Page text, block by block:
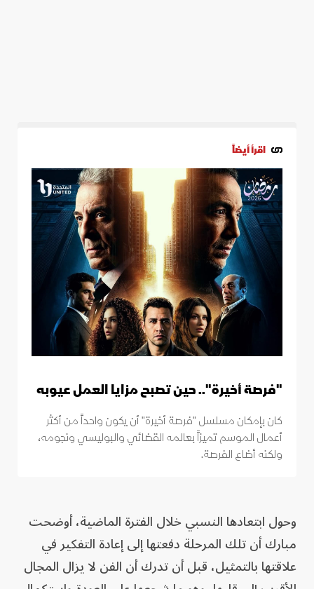
اقرأ أيضاً
"فرصة أخيرة".. حين تصبح مزايا العمل عيوبه
كان بإمكان مسلسل "فرصة أخيرة" أن يكون واحداً من أكثر
أعمال الموسم تميزاً بعالمه القضائي والبوليسي ونجومه،
ولكنه أضاع الفرصة.
وحول ابتعادها النسبي خلال الفترة الماضية، أوضحت
مبارك أن تلك المرحلة دفعتها إلى إعادة التفكير في
علاقتها بالتمثيل، قبل أن تدرك أن الفن لا يزال المجال